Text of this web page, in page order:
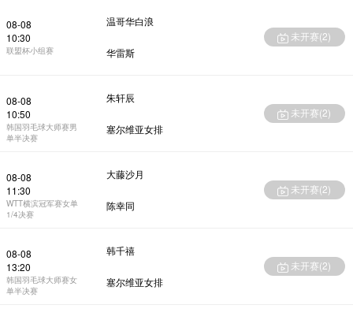
08-08
10:30
联盟杯小组赛
温哥华白浪
华雷斯
未开赛(2)
08-08
10:50
韩国羽毛球大师赛男
单半决赛
朱轩辰
塞尔维亚女排
未开赛(2)
08-08
11:30
WTT横滨冠军赛女单
1/4决赛
大藤沙月
陈幸同
未开赛(2)
08-08
13:20
韩国羽毛球大师赛女
单半决赛
韩千禧
塞尔维亚女排
未开赛(2)